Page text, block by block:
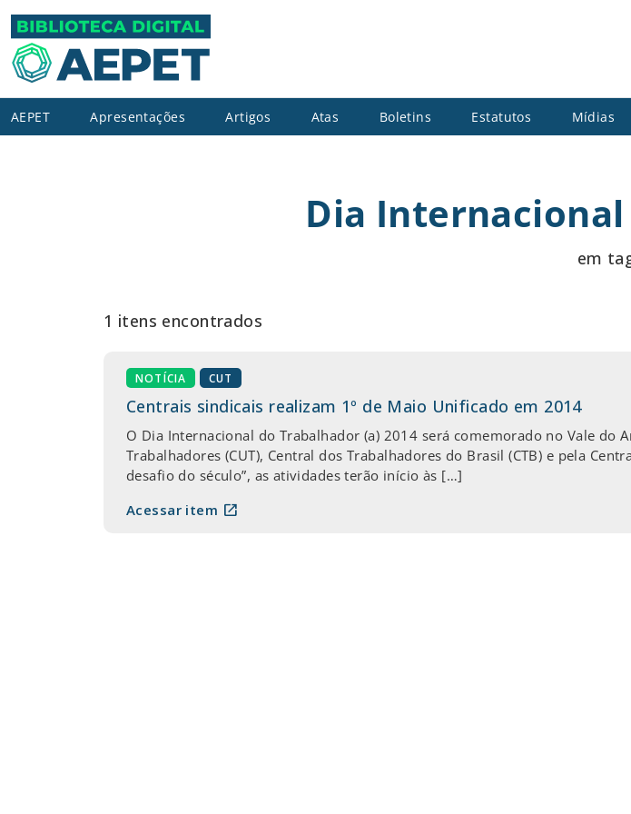
AEPET Apresentações Artigos Atas Boletins Estatutos Mídias
Dia
em
1 itens encontrados
NOTÍCIA CUT
Centrais sindicais realizam 1º de Maio Unificado em 2014
O Dia Internacional do Trabalhador (a) 2014 será comemorado no Vale do
Trabalhadores (CUT), Central dos Trabalhadores do Brasil (CTB) e pela
desafio do século”, as atividades terão início às […]
Acessar item open_in_new